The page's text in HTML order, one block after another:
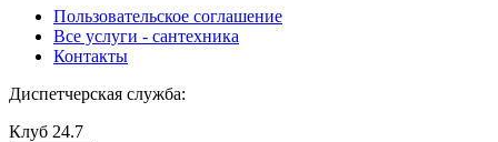
Пользовательское соглашение
Все услуги - cантехника
Контакты
Диспетчерская служба:
Клуб 24.7